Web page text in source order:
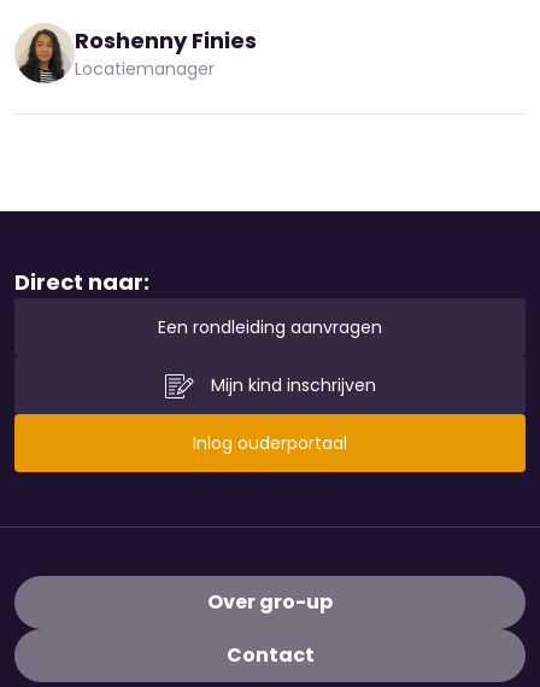
Roshenny Finies
Locatiemanager
Direct naar:
Een rondleiding aanvragen
Mijn kind inschrijven
Inlog ouderportaal
Over gro-up
Contact